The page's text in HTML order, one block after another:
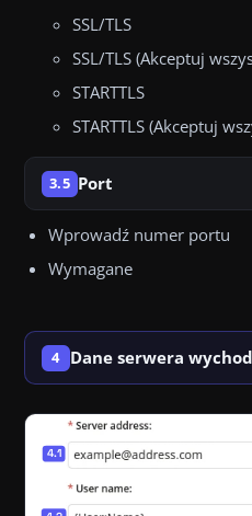
SSL/TLS
SSL/TLS (Akceptuj
STARTTLS
STARTTLS (Akceptuj
3.5 Port
Wprowadź numer portu
Wymagane
4 Dane serwera